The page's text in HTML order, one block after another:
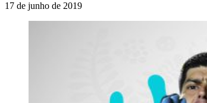
17 de junho de 2019